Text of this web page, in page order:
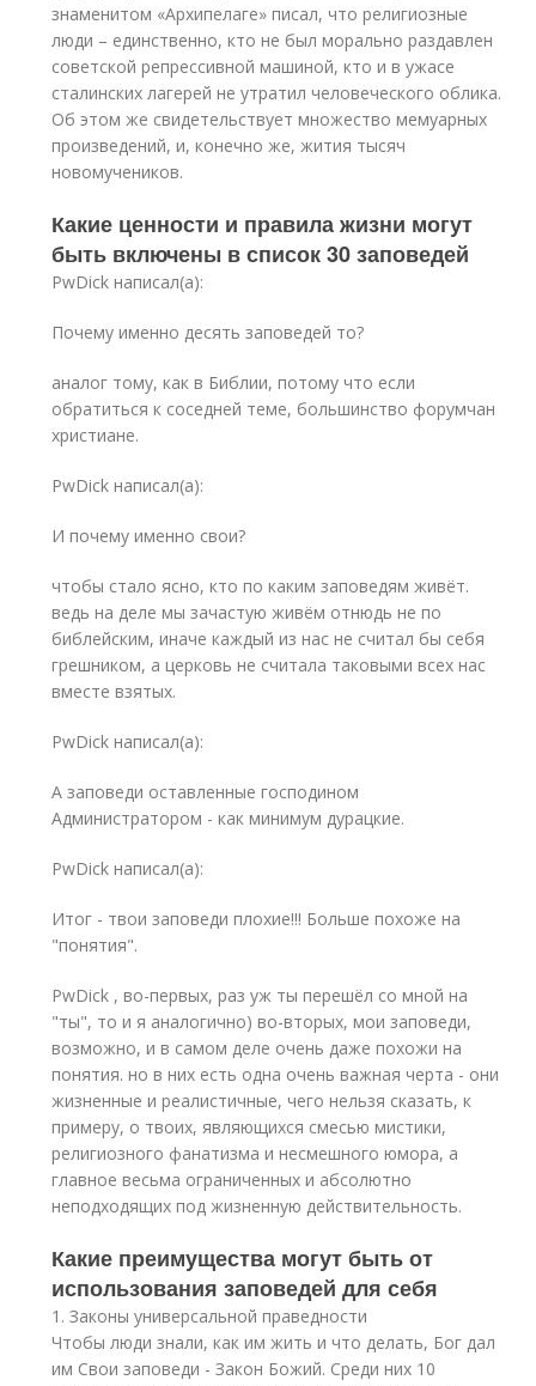
знаменитом «Архипелаге» писал, что религиозные
люди – единственно, кто не был морально раздавлен
советской репрессивной машиной, кто и в ужасе
сталинских лагерей не утратил человеческого облика.
Об этом же свидетельствует множество мемуарных
произведений, и, конечно же, жития тысяч
новомучеников.
Какие ценности и правила жизни могут
быть включены в список 30 заповедей
PwDick написал(а):
Почему именно десять заповедей то?
аналог тому, как в Библии, потому что если
обратиться к соседней теме, большинство форумчан
христиане.
PwDick написал(а):
И почему именно свои?
чтобы стало ясно, кто по каким заповедям живёт.
ведь на деле мы зачастую живём отнюдь не по
библейским, иначе каждый из нас не считал бы себя
грешником, а церковь не считала таковыми всех нас
вместе взятых.
PwDick написал(а):
А заповеди оставленные господином
Администратором - как минимум дурацкие.
PwDick написал(а):
Итог - твои заповеди плохие!!! Больше похоже на
"понятия".
PwDick , во-первых, раз уж ты перешёл со мной на
"ты", то и я аналогично) во-вторых, мои заповеди,
возможно, и в самом деле очень даже похожи на
понятия. но в них есть одна очень важная черта - они
жизненные и реалистичные, чего нельзя сказать, к
примеру, о твоих, являющихся смесью мистики,
религиозного фанатизма и несмешного юмора, а
главное весьма ограниченных и абсолютно
неподходящих под жизненную действительность.
Какие преимущества могут быть от
использования заповедей для себя
1. Законы универсальной праведности
Чтобы люди знали, как им жить и что делать, Бог дал
им Свои заповеди - Закон Божий. Среди них 10